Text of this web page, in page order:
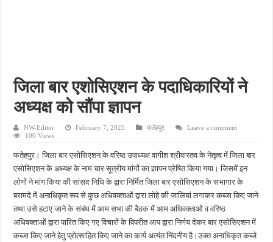
दिव्यांगजन सशक्तीकरण में उत्कृष्ट योगदान पर मिलेगा राज्य स्तरीय सम्मान, 31 अगस्त तक करें
जिला बार एशोसिएशन के पदाधिकारियों ने
अध्यक्ष को सौंपा ज्ञापन
NW-Editor February 7, 2025 फतेहपुर
Leave a comment
100 Views
फतेहपुर। जिला बार एसोसिएशन के वरिष्ठ उपाध्यक्ष वागीश श्रीवास्तव के नेतृत्व में जिला बार
एसोसिएशन के अध्यक्ष के नाम चार सूत्रीय मांगों का ज्ञापन प्रेषित किया गया। जिसमें इन
लोगों ने मांग किया की सांसद निधि के द्वारा निर्मित जिला बार एसोसिएशन के सभागार के
बरामदे में अनाधिकृत रूप से कुछ अधिवक्ताओं द्वारा लोहे की जालियां लगाकर कब्जा किए जाने
तथा उसे हटाए जाने के संबंध में आम सभा की बैठक में आम अधिवक्ताओं व वरिष्ठ
अधिवक्ताओं द्वारा पारित किए गए विचारों के विपरीत आप द्वारा निर्णय देकर बार एसोसिएशन में
कब्जा किए जाने हेतु प्रोत्साहित किए जाने का कार्य अत्यंत निंदनीय है।उक्त अनाधिकृत कब्जे